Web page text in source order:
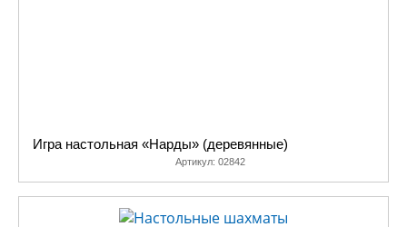
Игра настольная «Нарды» (деревянные)
Артикул: 02842